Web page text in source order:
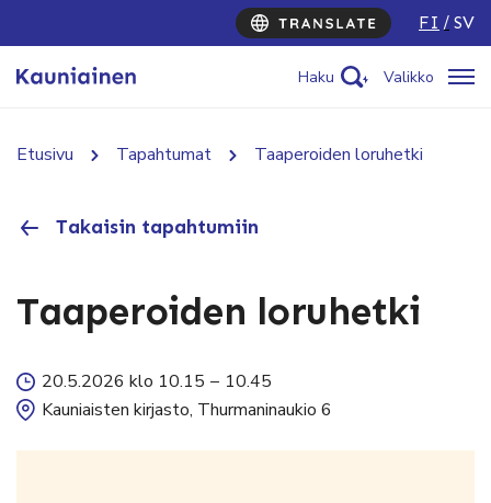
FI SV
Haku Valikko
Etusivu Tapahtumat Taaperoiden loruhetki
Takaisin tapahtumiin
Taaperoiden loruhetki
20.5.2026 klo 10.15 – 10.45
Kauniaisten kirjasto, Thurmaninaukio 6